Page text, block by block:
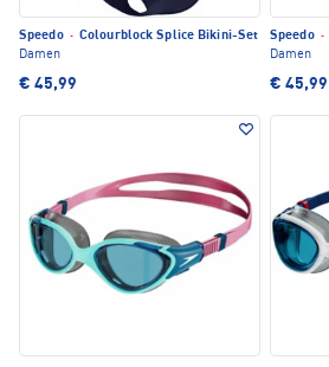
Speedo · Colourblock Splice Bikini-Set
Damen
€ 45,99
Speedo ·
Damen
€ 45,99